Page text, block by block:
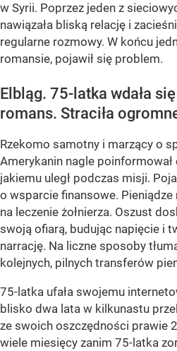
w Syrii. Poprzez jeden z
nawiązała bliską relację i
regularne rozmowy. W końcu
romansie, pojawił się problem.
Elbląg. 75-latka wdała
romans. Straciła
Rzekomo samotny i marzący o
Amerykanin nagle
jakiemu uległ podczas misji.
o wsparcie finansowe. Pieniądze
na leczenie żołnierza. Oszust
swoją ofiarą, budując napięcie i
narrację. Na liczne sposoby
kolejnych, pilnych transferów
75-latka ufała swojemu
blisko dwa lata w kilkunastu
ze swoich oszczędności prawie
wiele miesięcy zanim 75-latka